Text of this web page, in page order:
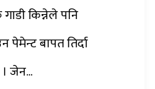
किन्नेले पनि
बापत तिर्दा
जेन...